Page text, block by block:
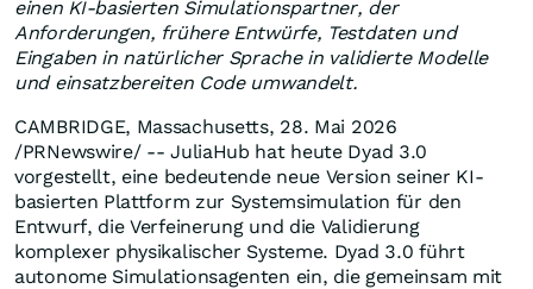
einen KI-basierten Simulationspartner, der
Anforderungen, frühere Entwürfe, Testdaten und
Eingaben in natürlicher Sprache in validierte Modelle
und einsatzbereiten Code umwandelt.
CAMBRIDGE, Massachusetts, 28. Mai 2026
/PRNewswire/ -- JuliaHub hat heute Dyad 3.0
vorgestellt, eine bedeutende neue Version seiner KI-
basierten Plattform zur Systemsimulation für den
Entwurf, die Verfeinerung und die Validierung
komplexer physikalischer Systeme. Dyad 3.0 führt
autonome Simulationsagenten ein, die gemeinsam mit